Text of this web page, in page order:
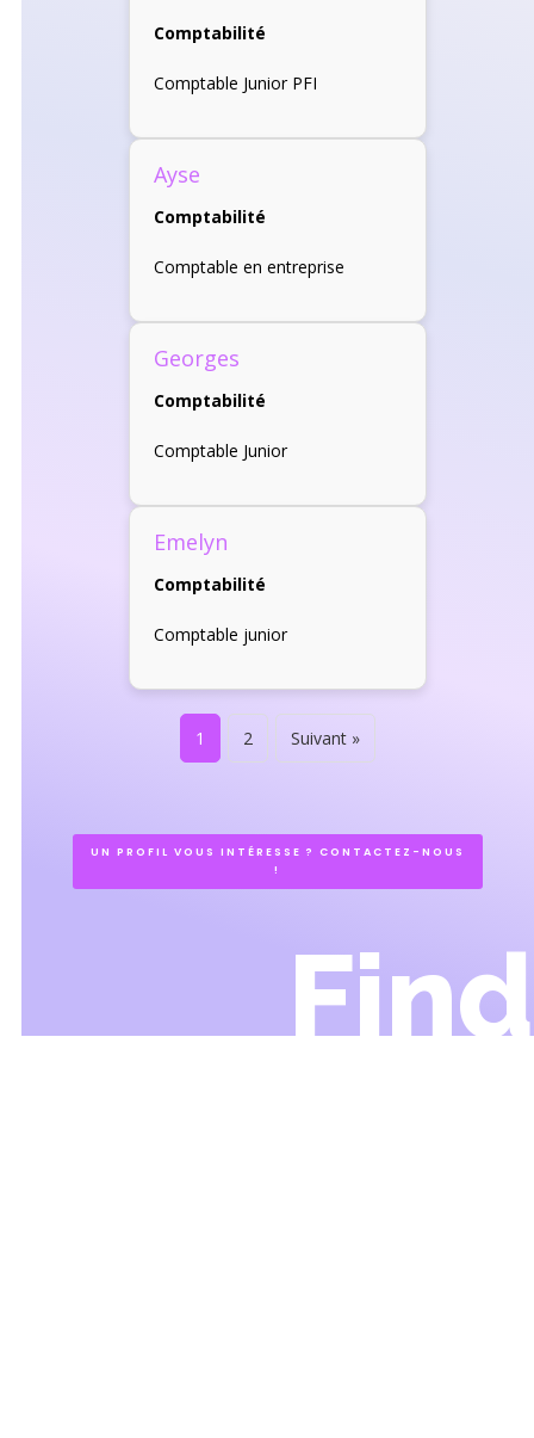
Comptabilité
Comptable Junior PFI
Ayse
Comptabilité
Comptable en entreprise
Georges
Comptabilité
Comptable Junior
Emelyn
Comptabilité
Comptable junior
1 2 Suivant »
UN PROFIL VOUS INTÉRESSE ? CONTACTEZ-NOUS
!
Find